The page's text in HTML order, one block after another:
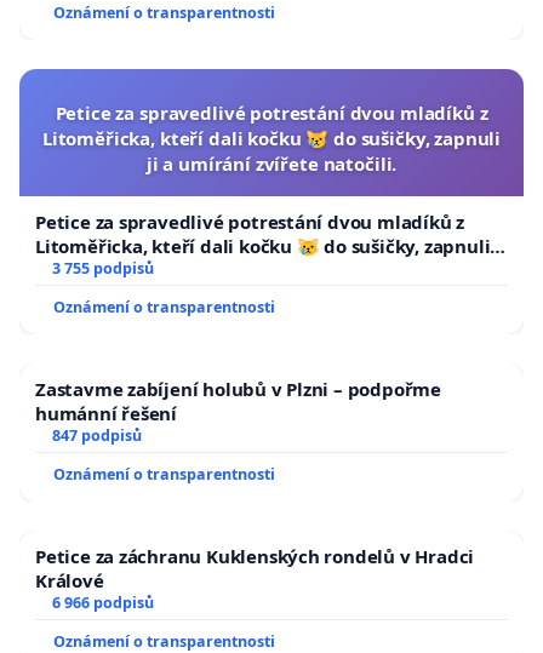
Oznámení o transparentnosti
Petice za spravedlivé potrestání dvou mladíků z
Litoměřicka, kteří dali kočku 😿 do sušičky, zapnuli
ji a umírání zvířete natočili.
Petice za spravedlivé potrestání dvou mladíků z
Litoměřicka, kteří dali kočku 😿 do sušičky, zapnuli ji
a umírání zvířete natočili.
3 755 podpisů
Oznámení o transparentnosti
Zastavme zabíjení holubů v Plzni – podpořme
humánní řešení
847 podpisů
Oznámení o transparentnosti
Petice za záchranu Kuklenských rondelů v Hradci
Králové
6 966 podpisů
Oznámení o transparentnosti